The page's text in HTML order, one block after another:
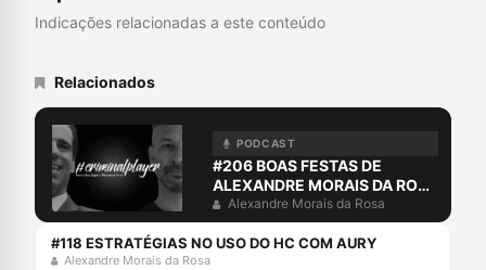
Estadual dos Direitos Humanos de Santa
Indicações relacionadas a este conteúdo
Relacionados
PODCAST
#206 BOAS FESTAS DE
ALEXANDRE MORAIS DA ROSA
E AURY LOPES JR
Alexandre Morais da Rosa
#118 ESTRATÉGIAS NO USO DO HC COM AURY
Alexandre Morais da Rosa